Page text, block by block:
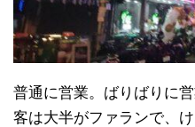
普通に営業。ばりばりに営
客は大半がファランで、